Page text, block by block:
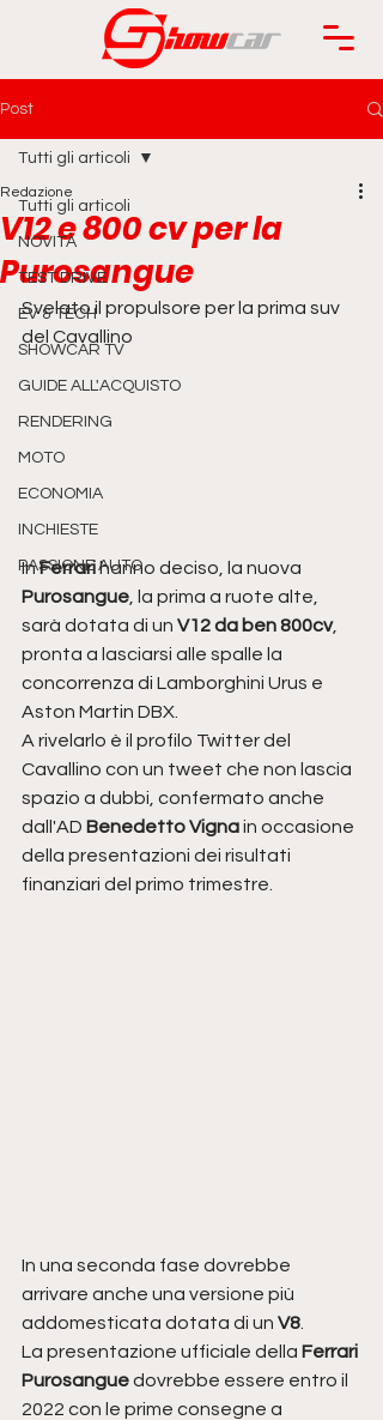
Post
Tutti gli articoli
NOVITÀ
TEST DRIVE
EV & TECH
SHOWCAR TV
GUIDE ALL'ACQUISTO
RENDERING
MOTO
ECONOMIA
INCHIESTE
PASSIONE AUTO
Tutti gli articoli
V12 e 800 cv per la
Purosangue
Redazione
Svelato il propulsore per la prima suv
del Cavallino
In Ferrari hanno deciso, la nuova
Purosangue, la prima a ruote alte,
sarà dotata di un V12 da ben 800cv,
pronta a lasciarsi alle spalle la
concorrenza di Lamborghini Urus e
Aston Martin DBX.
A rivelarlo è il profilo Twitter del
Cavallino con un tweet che non lascia
spazio a dubbi, confermato anche
dall'AD Benedetto Vigna in occasione
della presentazioni dei risultati
finanziari del primo trimestre.
In una seconda fase dovrebbe
arrivare anche una versione più
addomesticata dotata di un V8
La presentazione ufficiale della Ferrari
Purosangue dovrebbe essere entro il
2022 con le prime consegne a